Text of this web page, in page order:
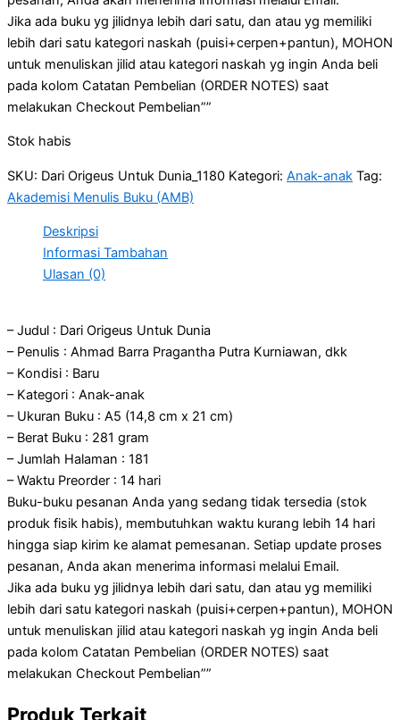
Jika ada buku yg jilidnya lebih dari satu, dan atau yg memiliki
lebih dari satu kategori naskah (puisi+cerpen+pantun), MOHON
untuk menuliskan jilid atau kategori naskah yg ingin Anda beli
pada kolom Catatan Pembelian (ORDER NOTES) saat
melakukan Checkout Pembelian””
Stok habis
SKU: Dari Origeus Untuk Dunia_1180 Kategori: Anak-anak Tag:
Akademisi Menulis Buku (AMB)
Deskripsi
Informasi Tambahan
Ulasan (0)
– Judul : Dari Origeus Untuk Dunia
– Penulis : Ahmad Barra Pragantha Putra Kurniawan, dkk
– Kondisi : Baru
– Kategori : Anak-anak
– Ukuran Buku : A5 (14,8 cm x 21 cm)
– Berat Buku : 281 gram
– Jumlah Halaman : 181
– Waktu Preorder : 14 hari
Buku-buku pesanan Anda yang sedang tidak tersedia (stok
produk fisik habis), membutuhkan waktu kurang lebih 14 hari
hingga siap kirim ke alamat pemesanan. Setiap update proses
pesanan, Anda akan menerima informasi melalui Email.
Jika ada buku yg jilidnya lebih dari satu, dan atau yg memiliki
lebih dari satu kategori naskah (puisi+cerpen+pantun), MOHON
untuk menuliskan jilid atau kategori naskah yg ingin Anda beli
pada kolom Catatan Pembelian (ORDER NOTES) saat
melakukan Checkout Pembelian””
Produk Terkait